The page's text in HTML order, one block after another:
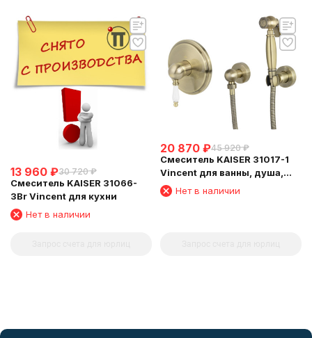
13 960 ₽30 720 ₽
Смеситель KAISER 31066-
3Br Vincent для кухни
Нет в наличии
20 870 ₽45 920 ₽
Смеситель KAISER 31017-1
Vincent для ванны, душа,
биде, Бронза
Нет в наличии